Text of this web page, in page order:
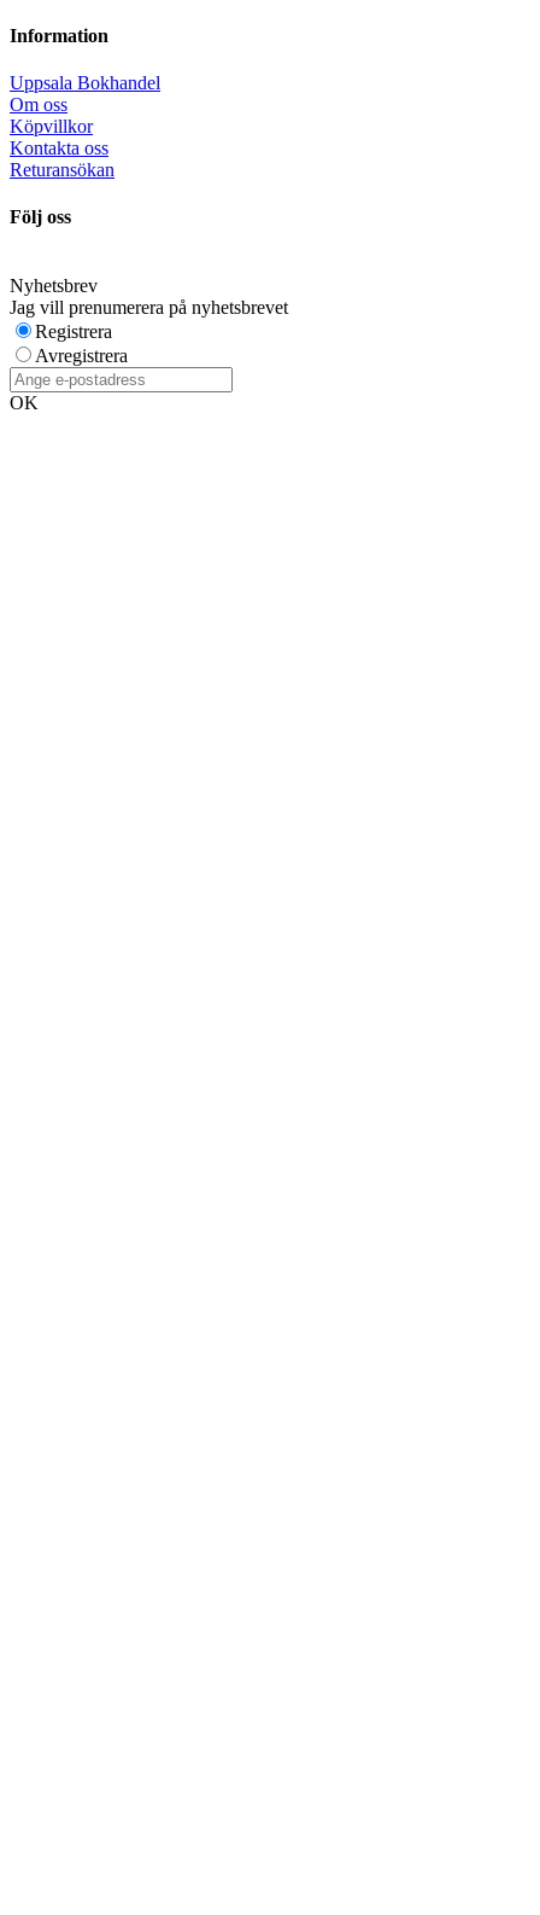
Information
Uppsala Bokhandel
Om oss
Köpvillkor
Kontakta oss
Returansökan
Följ oss
Nyhetsbrev
Jag vill prenumerera på nyhetsbrevet
Registrera
Avregistrera
OK